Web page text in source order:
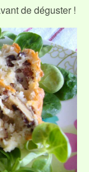
de déguster !